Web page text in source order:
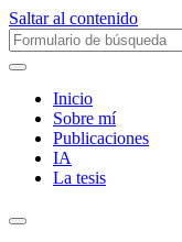
Saltar al contenido
Buscar:
Inicio
Sobre mí­
Publicaciones
IA
La tesis
Alternar